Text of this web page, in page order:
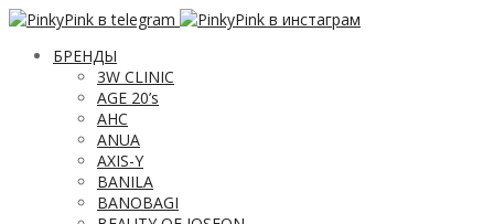
БРЕНДЫ
3W CLINIC
AGE 20’s
AHC
ANUA
AXIS-Y
BANILA
BANOBAGI